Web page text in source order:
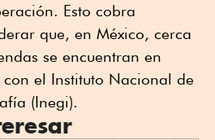
Esto cobra
que, en México, cerca
se encuentran en
el Instituto Nacional de
(Inegi).